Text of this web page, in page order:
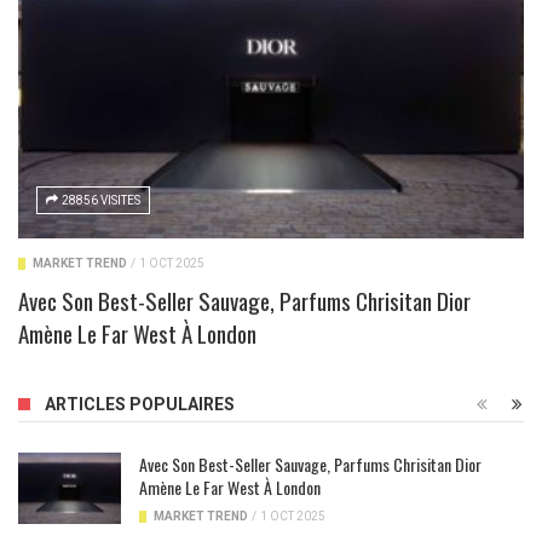
28856 VISITES
MARKET TREND / 1 OCT 2025
Avec Son Best-Seller Sauvage, Parfums Chrisitan Dior
Amène Le Far West À London
ARTICLES POPULAIRES
Avec Son Best-Seller Sauvage, Parfums Chrisitan Dior
Amène Le Far West À London
MARKET TREND / 1 OCT 2025